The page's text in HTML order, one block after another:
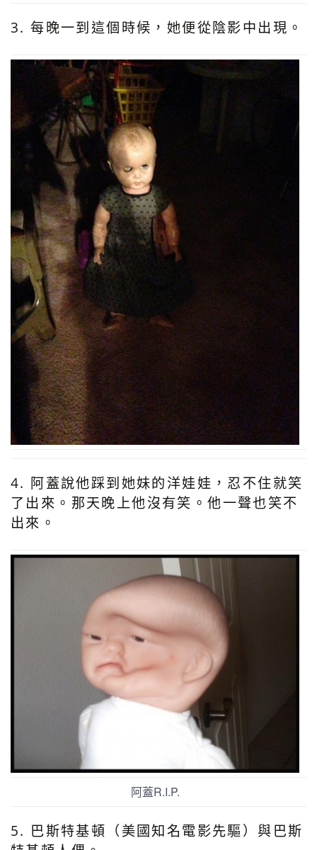
3. 每晚一到這個時候，她便從陰影中出現。
4. 阿蓋說他踩到她妹的洋娃娃，忍不住就笑
了出來。那天晚上他沒有笑。他一聲也笑不
出來。
阿蓋R.I.P.
5. 巴斯特基頓（美國知名電影先驅）與巴斯